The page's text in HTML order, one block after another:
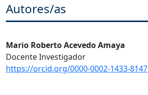
Autores/as
Mario Roberto Acevedo Amaya
Docente Investigador
https://orcid.org/0000-0002-1433-8147